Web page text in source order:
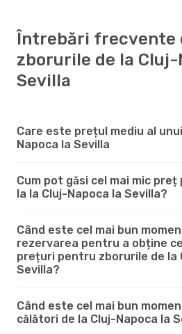
Întrebări frecvente
zborurile de la Cluj-
Sevilla
Care este prețul mediu al
Napoca la Sevilla
Cum pot găsi cel mai mic
la la Cluj-Napoca la Sevilla?
Când este cel mai bun
rezervarea pentru a obține
prețuri pentru zborurile de la
Sevilla?
Când este cel mai bun
călători de la Cluj-Napoca la